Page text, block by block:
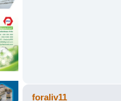
foraliv11